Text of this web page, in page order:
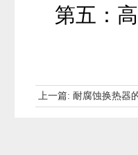
第五：
上一篇: 耐腐蚀换热器